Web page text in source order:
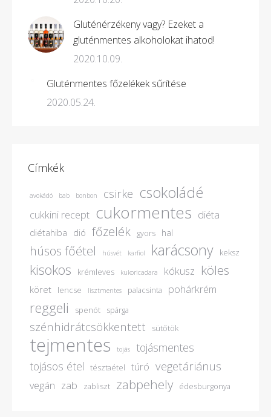
Gluténérzékeny vagy? Ezeket a
gluténmentes alkoholokat ihatod!
2020.10.09.
Gluténmentes főzelékek sűrítése
2020.05.24.
Címkék
avokádó bab bonbon csirke csokoládé
cukkini recept cukormentes diéta
diétahiba dió főzelék gyors hal
húsos főétel húsvét karfiol karácsony keksz
kisokos krémleves kukoricadara kókusz köles
köret lencse lisztmentes palacsinta pohárkrém
reggeli spenót spárga
szénhidrátcsökkentett sütőtök
tejmentes tojás
tojásmentes
tojásos étel
tésztaétel túró vegetáriánus
vegán zab zabliszt zabpehely édesburgonya